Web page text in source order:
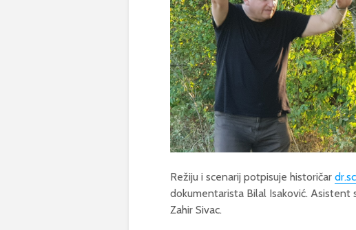
Režiju i scenarij potpisuje historičar dr.sc
dokumentarista Bilal Isaković.
Zahir Sivac.